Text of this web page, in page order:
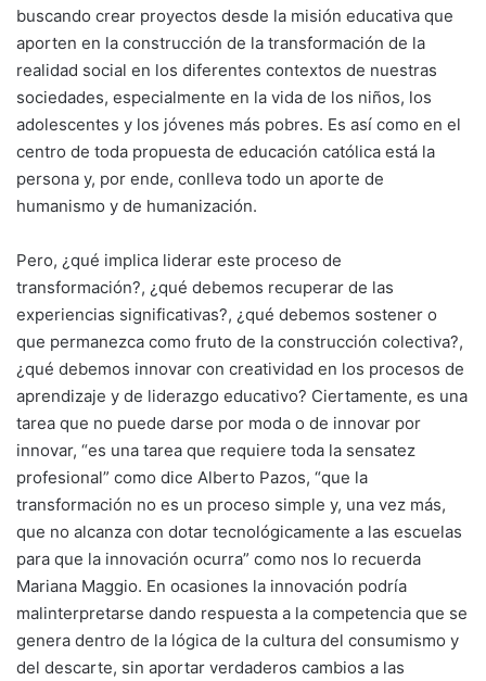
buscando crear proyectos desde la misión educativa que
aporten en la construcción de la transformación de la
realidad social en los diferentes contextos de nuestras
sociedades, especialmente en la vida de los niños, los
adolescentes y los jóvenes más pobres. Es así como en el
centro de toda propuesta de educación católica está la
persona y, por ende, conlleva todo un aporte de
humanismo y de humanización.
Pero, ¿qué implica liderar este proceso de
transformación?, ¿qué debemos recuperar de las
experiencias significativas?, ¿qué debemos sostener o
que permanezca como fruto de la construcción colectiva?,
¿qué debemos innovar con creatividad en los procesos de
aprendizaje y de liderazgo educativo? Ciertamente, es una
tarea que no puede darse por moda o de innovar por
innovar, “es una tarea que requiere toda la sensatez
profesional” como dice Alberto Pazos, “que la
transformación no es un proceso simple y, una vez más,
que no alcanza con dotar tecnológicamente a las escuelas
para que la innovación ocurra” como nos lo recuerda
Mariana Maggio. En ocasiones la innovación podría
malinterpretarse dando respuesta a la competencia que se
genera dentro de la lógica de la cultura del consumismo y
del descarte, sin aportar verdaderos cambios a las